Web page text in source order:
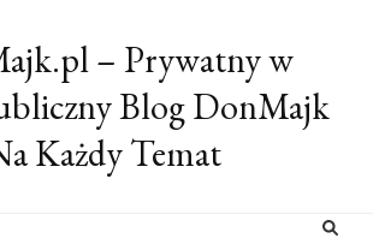
– Prywatny w
Blog DonMajk
Każdy Temat